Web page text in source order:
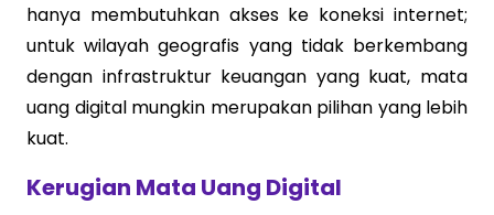
hanya membutuhkan akses ke koneksi internet;
untuk wilayah geografis yang tidak berkembang
dengan infrastruktur keuangan yang kuat, mata
uang digital mungkin merupakan pilihan yang lebih
kuat.
Kerugian Mata Uang Digital